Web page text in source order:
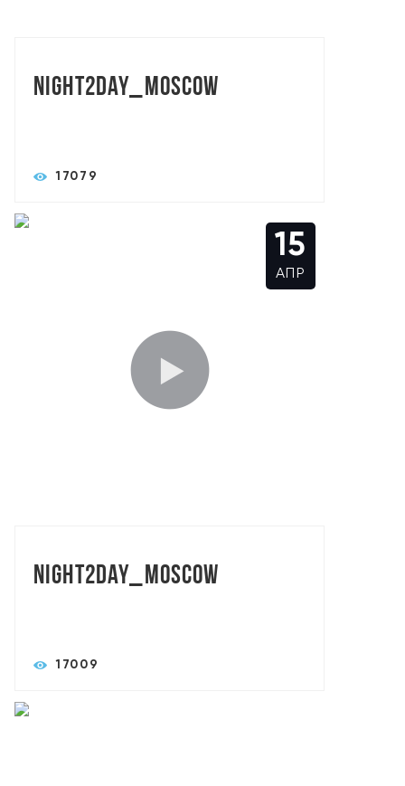
Night2day_Moscow
17079
15
АПР
Night2day_Moscow
17009